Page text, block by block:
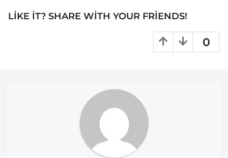
n
a
LIKE IT? SHARE WITH YOUR FRIENDS!
0